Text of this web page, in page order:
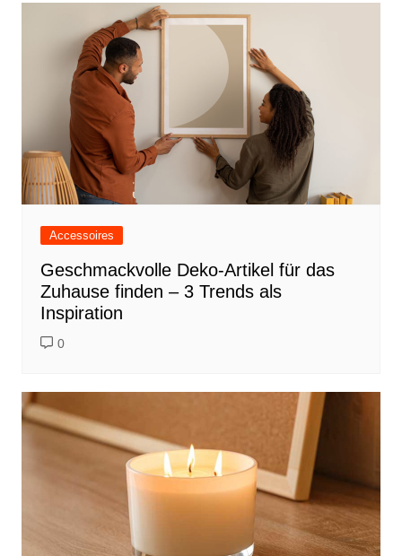
Accessoires
Geschmackvolle Deko-Artikel für das
Zuhause finden – 3 Trends als
Inspiration
0